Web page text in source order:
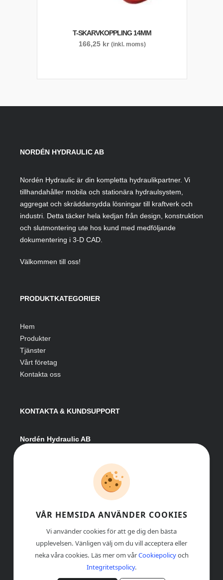
T-SKARVKOPPLING 14MM
166,25 kr (inkl. moms)
NORDÉN HYDRAULIC AB
Nordén Hydraulic är din kompletta hydraulikpartner. Vi
tillhandahåller mobila och stationära hydraulsystem,
aggregat och skräddarsydda lösningar till kraftverk och
industri. Detta täcker hela kedjan från design, konstruktion
och slutmontering ute hos kund med medföljande
dokumentering i 3-D CAD.
Välkommen till oss!
PRODUKTKATEGORIER
Hem
Produkter
Tjänster
Vårt företag
Kontakta oss
KONTAKTA & KUNDSUPPORT
Nordén Hydraulic AB
info@nordenhydraulic.se
Org-nr: 556531-8424
VÅR HEMSIDA ANVÄNDER COOKIES
Vi använder cookies för att ge dig den bästa
upplevelsen. Vänligen välj om du vill acceptera eller
neka våra cookies. Läs mer om vårCookiepolicyoch
Integritetspolicy.